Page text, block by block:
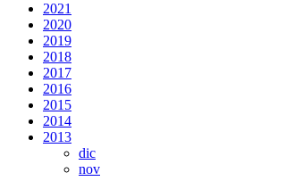
2021
2020
2019
2018
2017
2016
2015
2014
2013
dic
nov